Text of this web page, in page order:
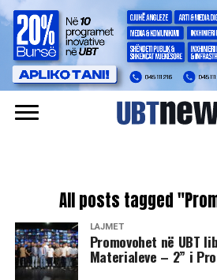
All posts tagged
LAJMET
Promovohet në UBT
Materialeve – 2” i